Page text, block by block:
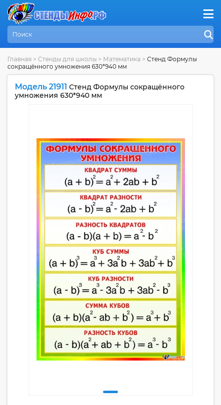
Главная > Стенды для школы > Математика > Стенд Формулы
сокращённого умножения 630*940 мм
Модель 21911 Стенд Формулы сокращённого
умножения 630*940 мм